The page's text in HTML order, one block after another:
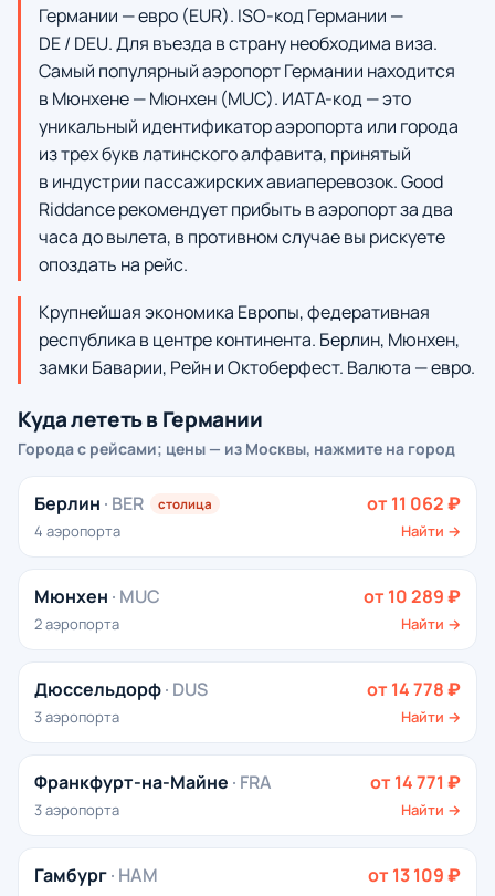
Германии — евро (EUR). ISO-код Германии —
DE / DEU. Для въезда в страну необходима виза.
Самый популярный аэропорт Германии находится
в Мюнхене — Мюнхен (MUC). ИАТА-код — это
уникальный идентификатор аэропорта или города
из трех букв латинского алфавита, принятый
в индустрии пассажирских авиаперевозок. Good
Riddance рекомендует прибыть в аэропорт за два
часа до вылета, в противном случае вы рискуете
опоздать на рейс.
Крупнейшая экономика Европы, федеративная
республика в центре континента. Берлин, Мюнхен,
замки Баварии, Рейн и Октоберфест. Валюта — евро.
Куда лететь в Германии
Города с рейсами; цены — из Москвы, нажмите на город
Берлин · BER столица
4 аэропорта
от 11 062 ₽
Найти →
Мюнхен · MUC
2 аэропорта
от 10 289 ₽
Найти →
Дюссельдорф· DUS
3 аэропорта
от 14 778 ₽
Найти →
Франкфурт-на-Майне · FRA
3 аэропорта
от 14 771 ₽
Найти →
Гамбург· HAM от 13 109 ₽